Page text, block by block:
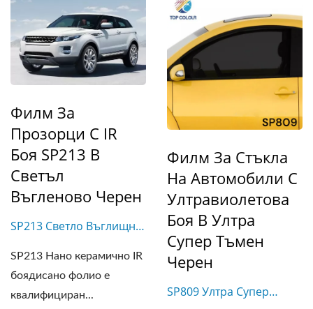
Филм За
Прозорци С IR
Боя SP213 В
Светъл
Въгленово Черен
SP213 Светло Въглищно
SP213 Нано керамично IR
боядисано фолио е
квалифициран...
Филм За Стъкла
На Автомобили С
Ултравиолетова
Боя В Ултра
Супер Тъмен
Черен
SP809 Ултра Супер